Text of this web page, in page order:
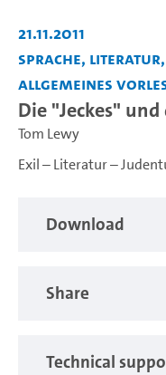
21.11.2011
Sprache, Literatur,
Allgemeines
Die "Jeckes"
Tom Lewy
Exil – Literatur –
Download
Share
Technical